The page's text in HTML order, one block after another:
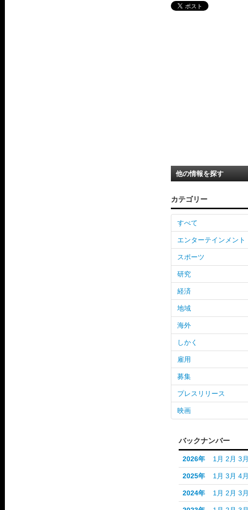
他の情報を探す
カテゴリー
すべて
エンターテインメント
スポーツ
研究
経済
地域
海外
しかく
雇用
募集
プレスリリース
映画
バックナンバー
2026年 1月 2月 3月
2025年 1月 3月 4月
2024年 1月 2月 3月